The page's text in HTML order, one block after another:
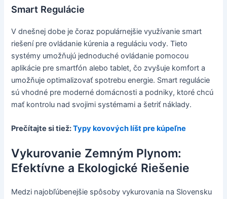
Smart Regulácie
V dnešnej dobe je čoraz populárnejšie využívanie smart
riešení pre ovládanie kúrenia a reguláciu vody. Tieto
systémy umožňujú jednoduché ovládanie pomocou
aplikácie pre smartfón alebo tablet, čo zvyšuje komfort a
umožňuje optimalizovať spotrebu energie. Smart regulácie
sú vhodné pre moderné domácnosti a podniky, ktoré chcú
mať kontrolu nad svojimi systémami a šetriť náklady.
Prečítajte si tiež:Typy kovových líšt pre kúpeľne
Vykurovanie Zemným Plynom:
Efektívne a Ekologické Riešenie
Medzi najobľúbenejšie spôsoby vykurovania na Slovensku